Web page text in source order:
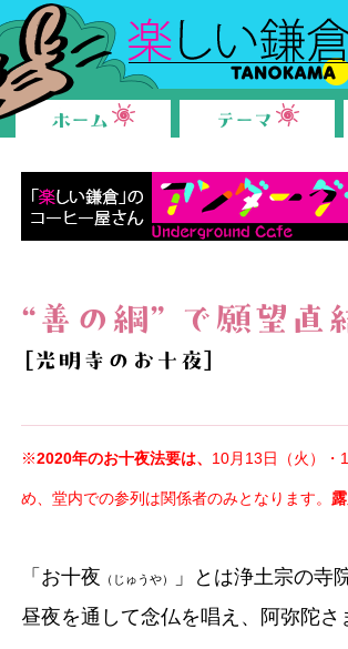
倉
“善の綱” で願望直
［光明寺のお十夜］
※2020年のお十夜法要は、 10月13日（火）・
め、堂内での参列は関係者のみとなります。
「お十夜 （じゅうや） 」とは浄土宗の寺
昼夜を通して念仏を唱え、阿弥陀さ
ホーム テーマ